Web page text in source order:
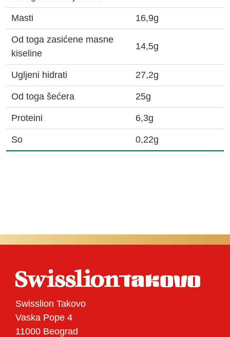
Masti 16,9g
Od toga zasićene masne
kiseline
14,5g
Ugljeni hidrati 27,2g
Od toga šećera 25g
Proteini 6,3g
So 0,22g
Swisslion Takovo
Vaska Pope 4
11000 Beograd